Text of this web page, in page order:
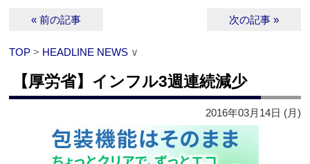
« 前の記事 次の記事 »
TOP > HEADLINE NEWS ∨
【厚労省】インフル3週連続減少
2016年03月14日 (月)